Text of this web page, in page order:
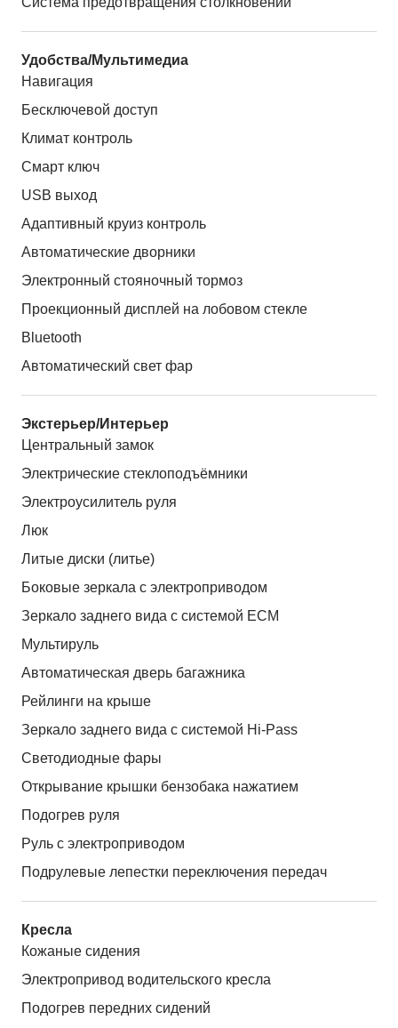
Удобства/Мультимедиа
Навигация
Бесключевой доступ
Климат контроль
Смарт ключ
USB выход
Адаптивный круиз контроль
Автоматические дворники
Электронный стояночный тормоз
Проекционный дисплей на лобовом стекле
Bluetooth
Автоматический свет фар
Экстерьер/Интерьер
Центральный замок
Электрические стеклоподъёмники
Электроусилитель руля
Люк
Литые диски (литье)
Боковые зеркала с электроприводом
Зеркало заднего вида с системой ЕСМ
Мультируль
Автоматическая дверь багажника
Рейлинги на крыше
Зеркало заднего вида с системой Hi-Pass
Светодиодные фары
Открывание крышки бензобака нажатием
Подогрев руля
Руль с электроприводом
Подрулевые лепестки переключения передач
Кресла
Кожаные сидения
Электропривод водительского кресла
Подогрев передних сидений